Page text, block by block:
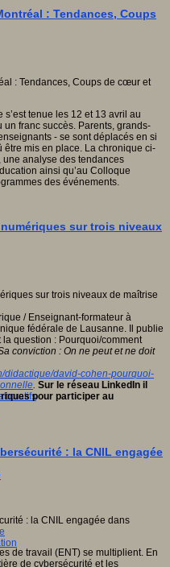
: Tendances, Coups
s’est tenue les 12 et 13 avril au
franc succès. Parents, grands-
- se sont déplacés en si
être mis en place. La chronique ci-
analyse des tendances
ainsi qu’au Colloque
des événements.
numériques sur trois niveaux
/ Enseignant-formateur à
fédérale de Lausanne. Il publie
la question : Pourquoi/comment
conviction : On ne peut et ne doit
didactique/david-cohen-pourquoi-
. Sur le réseau LinkedIn il
pour participer au
: la CNIL engagée
de travail (ENT) se multiplient. En
de cybersécurité et les